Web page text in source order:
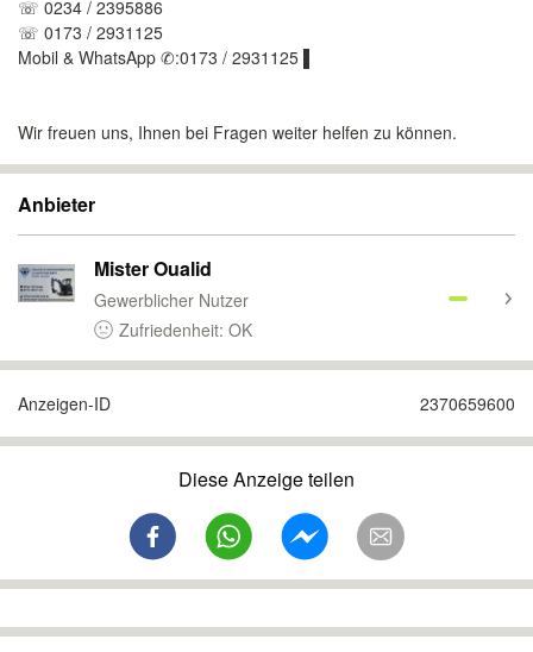
☏ 0234 / 2395886
☏ 0173 / 2931125
Mobil & WhatsApp ✆:0173 / 2931125 ▌
Wir freuen uns, Ihnen bei Fragen weiter helfen zu können.
Anbieter
Mister Oualid
Gewerblicher Nutzer
Zufriedenheit: OK
Anzeigen-ID 2370659600
Diese Anzeige teilen